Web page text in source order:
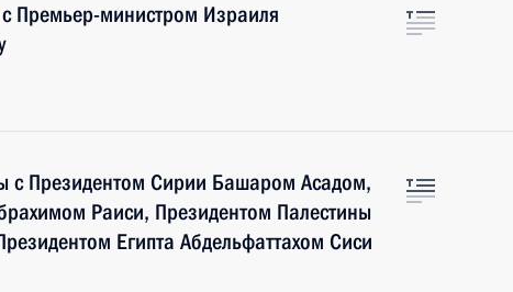
Премьер-министром Израиля
с Президентом Сирии Башаром Асадом,
Раиси, Президентом Палестины
Египта Абдельфаттахом Сиси